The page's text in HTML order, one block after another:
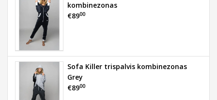
kombinezonas
€8900
Sofa Killer trispalvis kombinezonas
Grey
€8900